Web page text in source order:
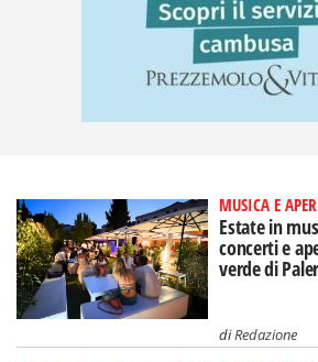
MUSICA E
Estate in
concerti e
verde di
diRedazione